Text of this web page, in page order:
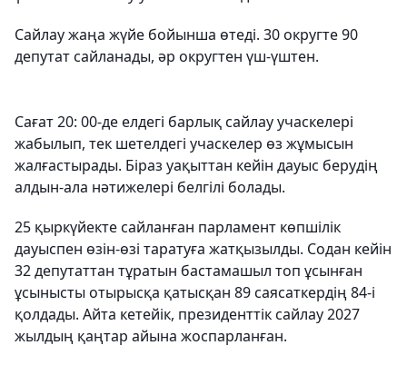
Сайлау жаңа жүйе бойынша өтеді. 30 округте 90
депутат сайланады, әр округтен үш-үштен.
Сағат 20: 00-де елдегі барлық сайлау учаскелері
жабылып, тек шетелдегі учаскелер өз жұмысын
жалғастырады. Біраз уақыттан кейін дауыс берудің
алдын-ала нәтижелері белгілі болады.
25 қыркүйекте сайланған парламент көпшілік
дауыспен өзін-өзі таратуға жатқызылды. Содан кейін
32 депутаттан тұратын бастамашыл топ ұсынған
ұсынысты отырысқа қатысқан 89 саясаткердің 84-і
қолдады. Айта кетейік, президенттік сайлау 2027
жылдың қаңтар айына жоспарланған.